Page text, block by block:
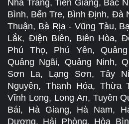
Nha Trang, Tiền Giang, Bắc
Bình, Bến Tre, Bình Định, Đà
Thuận, Bà Rịa - Vũng Tàu,
Lắk, Điện Biên, Biên Hòa,
Phú Thọ, Phú Yên,
Quảng Ngãi, Quảng Ninh,
Sơn La, Lạng Sơn, Tây
Nguyên, Thanh Hóa, Thừa
Vĩnh Long, Long An, Tuyên
Bái, Hà Giang, Hà Nam,
Dương, Hải Phòng, Hòa